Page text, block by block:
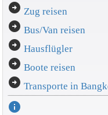
arrow_circle_right Zug reisen
arrow_circle_right Bus/Van reisen
arrow_circle_right Hausflügler
arrow_circle_right Boote reisen
arrow_circle_right Transporte in
info